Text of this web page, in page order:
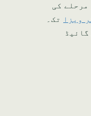
مرحلے کی
ویزا تک۔
گائیڈ